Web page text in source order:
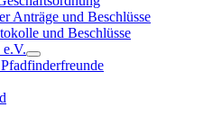
Anträge und Beschlüsse
und Beschlüsse